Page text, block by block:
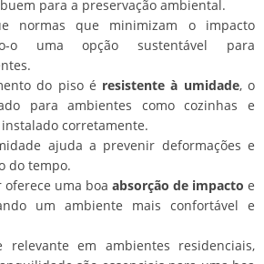
para a preservação ambiental.
normas que minimizam o impacto
o uma opção sustentável para
do piso é resistente à umidade, o
para ambientes como cozinhas e
corretamente.
ajuda a prevenir deformações e
do tempo.
oferece uma boa absorção de impacto e
um ambiente mais confortável e
relevante em ambientes residenciais,